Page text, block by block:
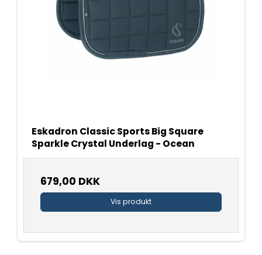
Eskadron Classic Sports Big Square
Sparkle Crystal Underlag - Ocean
679,00 DKK
Vis produkt